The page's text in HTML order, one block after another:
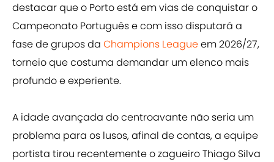
destacar que o Porto está em vias de conquistar o
Campeonato Português e com isso disputará a
fase de grupos da Champions Leagueem 2026/27,
torneio que costuma demandar um elenco mais
profundo e experiente.
A idade avançada do centroavante não seria um
problema para os lusos, afinal de contas, a equipe
portista tirou recentemente o zagueiro Thiago Silva